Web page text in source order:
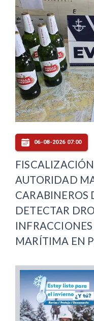
06-08-2026 07:00
AUTORIDAD
CARABINEROS
DETECTAR
MARÍTIMA EN